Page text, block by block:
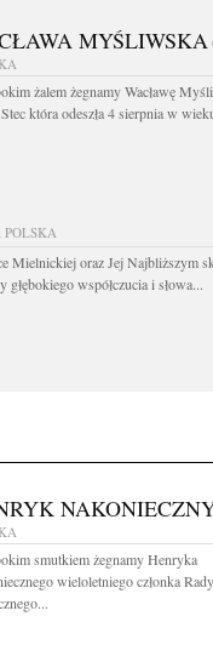
MYŚLIWSKA
żalem żegnamy Wacławę
która odeszła 4 sierpnia w
POLSKA
Mielnickiej oraz Jej Najbliższym
głębokiego współczucia i słowa...
smutkiem żegnamy Henryka
wieloletniego członka